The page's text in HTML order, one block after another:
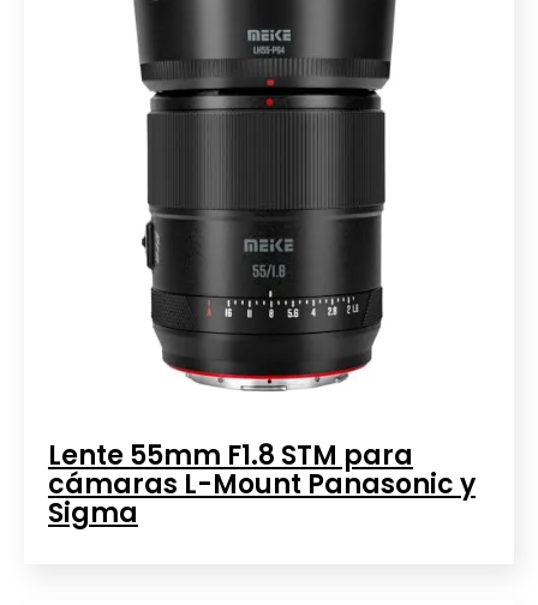
Lente 55mm F1.8 STM para
cámaras L-Mount Panasonic y
Sigma